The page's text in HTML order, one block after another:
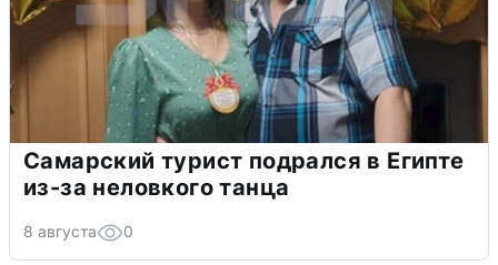
Самарский турист подрался в Египте
из-за неловкого танца
8 августа 0